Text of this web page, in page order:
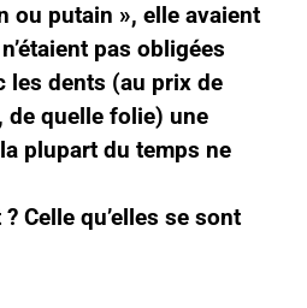
ou putain », elle avaient
pas obligées
les dents (au prix de
quelle folie) une
plupart du temps ne
Celle qu’elles se sont